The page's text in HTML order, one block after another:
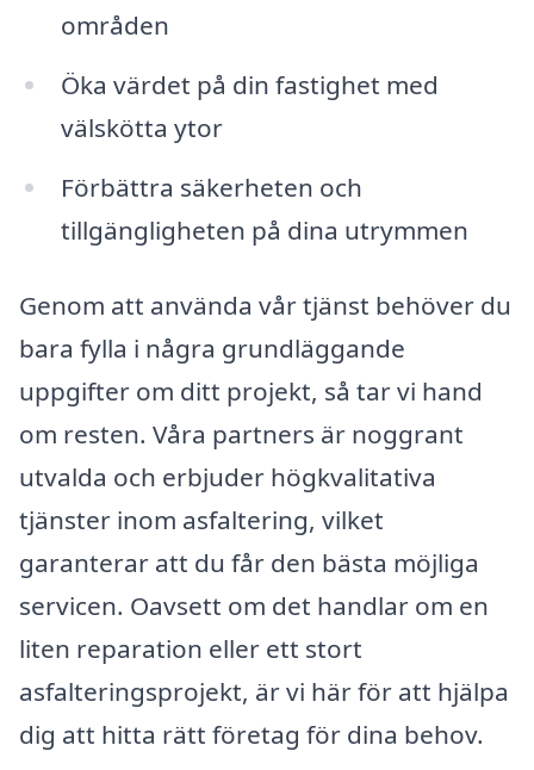
områden
Öka värdet på din fastighet med
välskötta ytor
Förbättra säkerheten och
tillgängligheten på dina utrymmen
Genom att använda vår tjänst behöver du
bara fylla i några grundläggande
uppgifter om ditt projekt, så tar vi hand
om resten. Våra partners är noggrant
utvalda och erbjuder högkvalitativa
tjänster inom asfaltering, vilket
garanterar att du får den bästa möjliga
servicen. Oavsett om det handlar om en
liten reparation eller ett stort
asfalteringsprojekt, är vi här för att hjälpa
dig att hitta rätt företag för dina behov.